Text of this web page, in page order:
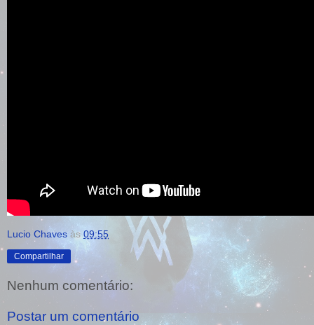
Lucio Chaves às 09:55
Compartilhar
Nenhum comentário:
Postar um comentário